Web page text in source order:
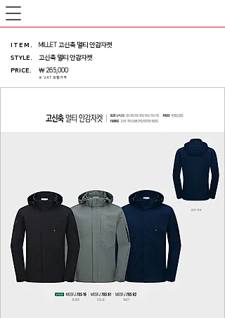
ITEM .
MILLET 고신축 멀티 안감자켓
STYLE.
고신축 멀티 안감자켓
PRICE.
※ VAT 포함가격
￦ 265,000